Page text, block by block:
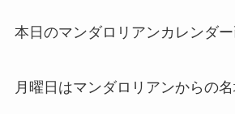
本日のマンダロリアンカレンダー
月曜日はマンダロリアンからの名